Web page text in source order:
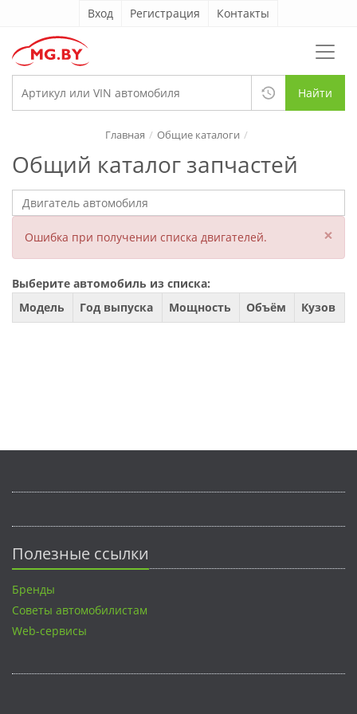
Вход Регистрация Контакты
Найти
Общий каталог запчастей
Главная Общие каталоги
Ошибка при получении списка двигателей. ×
Выберите автомобиль из списка:
Модель
Год выпуска Мощность Объём Кузов
Полезные ссылки
Бренды
Советы автомобилистам
Web-сервисы